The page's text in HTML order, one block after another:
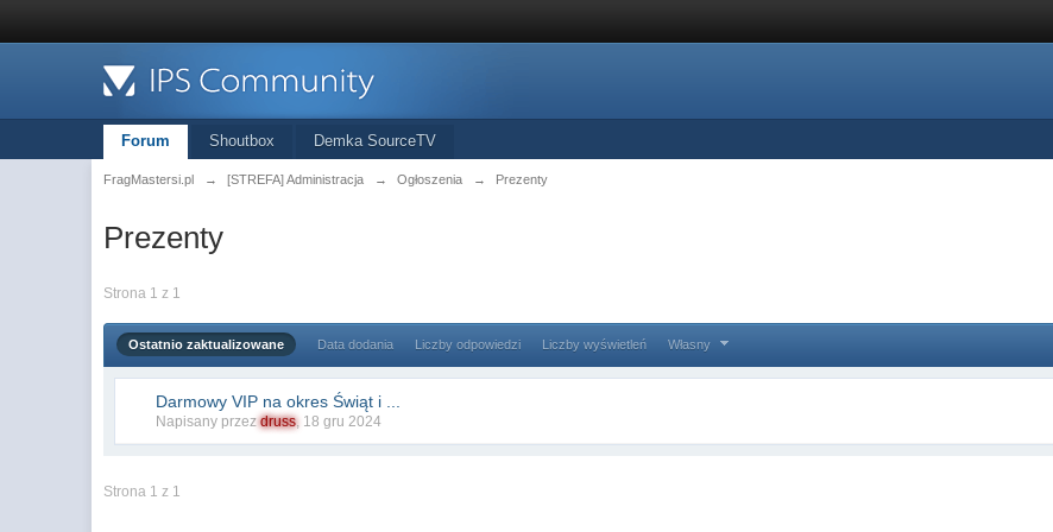
Forum Shoutbox Demka SourceTV
FragMastersi.pl → [STREFA] Administracja → Ogłoszenia → Prezenty
Prezenty
Strona 1 z 1
Ostatnio zaktualizowane Data dodania Liczby odpowiedzi Liczby wyświetleń Własny
Darmowy VIP na okres Świąt i ...
Napisany przezdruss, 18 gru 2024
Strona 1 z 1